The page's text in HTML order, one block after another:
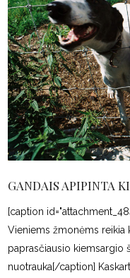
GANDAIS APIPINTA
[caption
Vieniems žmonėms reikia
paprasčiausio kiemsargio
nuotrauka[/caption]